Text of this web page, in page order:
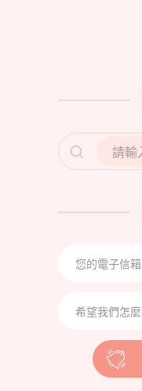
SEARCH
FOR: